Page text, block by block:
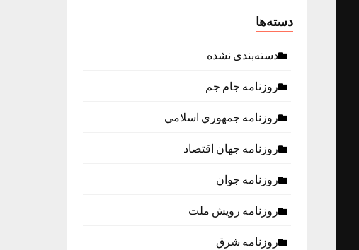
دسته‌ها
دسته‌بندی نشده
روزنامه جام جم
روزنامه جمهوري اسلامي
روزنامه جهان اقتصاد
روزنامه جوان
روزنامه رویش ملت
روزنامه شرق